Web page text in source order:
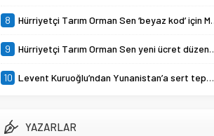
8 Hürriyetçi Tarım Orman Sen ‘beyaz kod’ için Meclis’e başvuracak
9 Hürriyetçi Tarım Orman Sen yeni ücret düzenlemesine tepki gösterdi
10 Levent Kuruoğlu’ndan Yunanistan’a sert tepki: Türk okullarından elinizi çekin
YAZARLAR